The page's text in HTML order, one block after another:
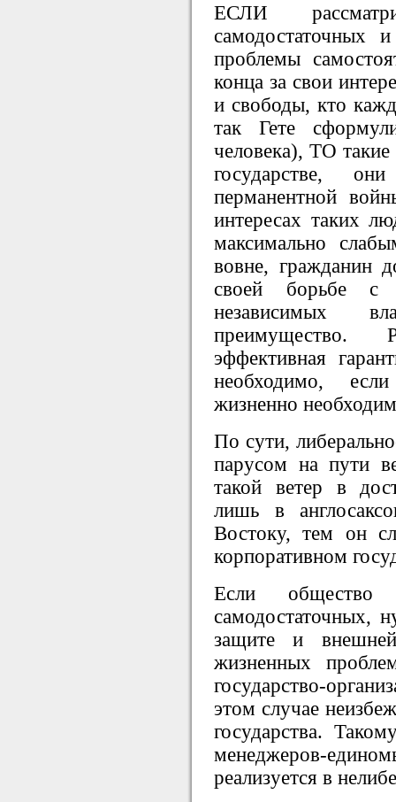
ЕСЛИ
проблемы
конца за свои
и свободы, кто
так Гете
человека), ТО
государстве,
перманентной
интересах таких
максимально
вовне, гражданин
своей борьбе с
независимых
преимущество.
эффективная
необходимо,
жизненно
По сути,
парусом на пути
такой ветер в
лишь в
Востоку, тем он
корпоративном
Если
самодостаточных,
защите и
жизненных
государство-
этом случае
государства.
менеджеров-
реализуется в